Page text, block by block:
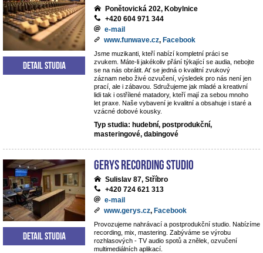
Ponětovická 202, Kobylnice
+420 604 971 344
e-mail
www.funwave.cz, Facebook
Jsme muzikanti, kteří nabízí kompletní práci se
zvukem. Máte-li jakékoliv přání týkající se audia, nebojte
se na nás obrátit. Ať se jedná o kvalitní zvukový
záznam nebo živé ozvučení, výsledek pro nás není jen
prací, ale i zábavou. Sdružujeme jak mladé a kreativní
lidi tak i ostřílené matadory, kteří mají za sebou mnoho
let praxe. Naše vybavení je kvalitní a obsahuje i staré a
vzácné dobové kousky.
Typ studia: hudební, postprodukční,
masteringové, dabingové
Detail studia
Gerys Recording Studio
Sulislav 87, Stříbro
+420 724 621 313
e-mail
www.gerys.cz, Facebook
Provozujeme nahrávací a postprodukční studio. Nabízíme
recording, mix, mastering. Zabýváme se výrobu
rozhlasových - TV audio spotů a znělek, ozvučení
multimediálních aplikací.
Detail studia